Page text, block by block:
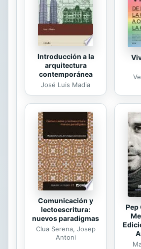
construcciones
en todo el planeta.
Introducción a la
arquitectura
contemporánea
José Luis Madia
Comunicación y
lectoescritura:
nuevos paradigmas
Clua Serena, Josep
Antoni
Pep